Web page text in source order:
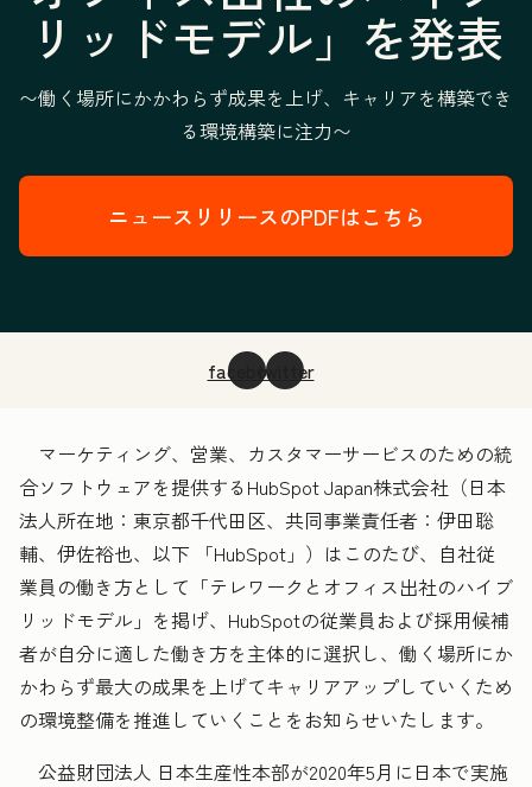
リッドモデル」を発表
〜働く場所にかかわらず成果を上げ、キャリアを構築でき
る環境構築に注力〜
ニュースリリースのPDFはこちら
facebooktwitter
マーケティング、営業、カスタマーサービスのための統
合ソフトウェアを提供するHubSpot Japan株式会社（日本
法人所在地：東京都千代田区、共同事業責任者：伊田聡
輔、伊佐裕也、以下 「HubSpot」）はこのたび、自社従
業員の働き方として「テレワークとオフィス出社のハイブ
リッドモデル」を掲げ、HubSpotの従業員および採用候補
者が自分に適した働き方を主体的に選択し、働く場所にか
かわらず最大の成果を上げてキャリアアップしていくため
の環境整備を推進していくことをお知らせいたします。
公益財団法人 日本生産性本部が2020年5月に日本で実施